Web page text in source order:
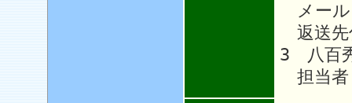
メー
返送先
3 八百
担当